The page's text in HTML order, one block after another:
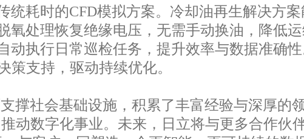
统耗时的CFD模拟方案。冷却油再生解决方
氧处理恢复绝缘电压，无需手动换油，降低
动执行日常巡检任务，提升效率与数据准确
策支持，驱动持续优化。
撑社会基础设施，积累了丰富经验与深厚的
动数字化事业。未来，日立将与更多合作伙